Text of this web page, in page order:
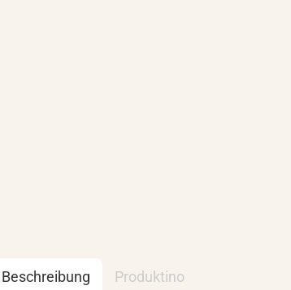
Beschreibung Produktino